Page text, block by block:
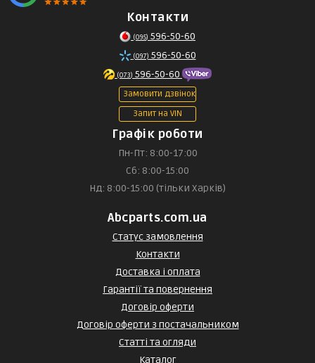
Контакти
(095) 596-50-60
(097) 596-50-60
(073) 596-50-60
Замовити дзвінок
Запит на VIN
Графік роботи
Пн-Пт: 8:00-17:00
Сб: 8:00-15:00
Нд: 8:00-15:00 (тільки Харків)
Abcparts.com.ua
Статус замовлення
Контакти
Доставка і оплата
Гарантії та повернення
Договір оферти
Договір оферти з постачальником
Статті та огляди
Каталог